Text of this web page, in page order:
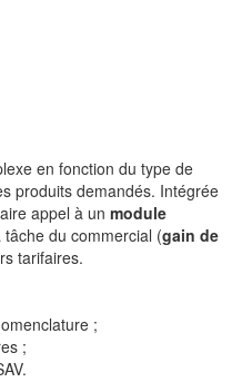
en fonction du type de
produits demandés. Intégrée
appel à un module
du commercial (gain de
tarifaires.
;
;